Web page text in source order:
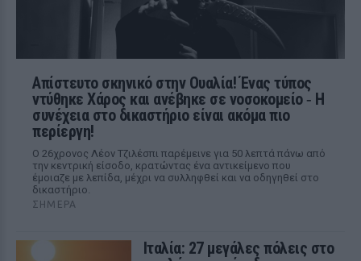
Απίστευτο σκηνικό στην Ουαλία! Ένας τύπος
ντύθηκε Χάρος και ανέβηκε σε νοσοκομείο ‑ H
συνέχεια στο δικαστήριο είναι ακόμα πιο
περίεργη!
Ο 26χρονος Λέον Τζιλέσπι παρέμεινε για 50 λεπτά πάνω από
την κεντρική είσοδο, κρατώντας ένα αντικείμενο που
έμοιαζε με λεπίδα, μέχρι να συλληφθεί και να οδηγηθεί στο
δικαστήριο.
ΣΉΜΕΡΑ
Ιταλία: 27 μεγάλες πόλεις στο